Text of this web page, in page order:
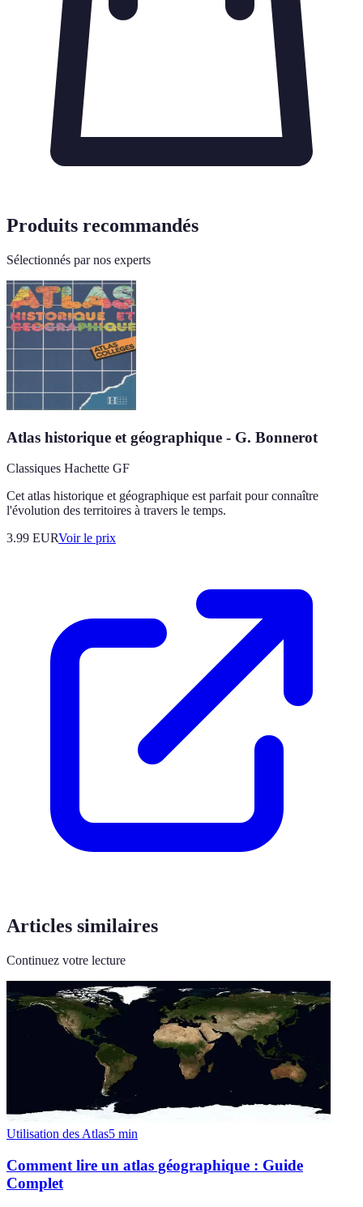
Produits recommandés
Sélectionnés par nos experts
Atlas historique et géographique - G. Bonnerot
Classiques Hachette GF
Cet atlas historique et géographique est parfait pour connaître
l'évolution des territoires à travers le temps.
3.99 EURVoir le prix
Articles similaires
Continuez votre lecture
Utilisation des Atlas5 min
Comment lire un atlas géographique : Guide
Complet